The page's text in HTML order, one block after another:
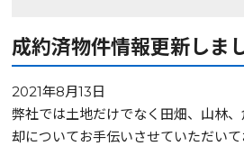
成約済物件情報更新しま
2021年8月13日
弊社では土地だけでなく田畑、山林
却についてお手伝いさせていただい